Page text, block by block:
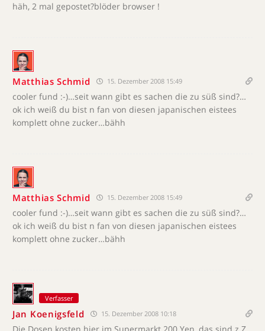
häh, 2 mal gepostet?blöder browser !
Matthias Schmid 15. Dezember 2008 15:49
cooler fund :-)…seit wann gibt es sachen die zu süß sind?…
ok ich weiß du bist n fan von diesen japanischen eistees
komplett ohne zucker…bähh
Matthias Schmid 15. Dezember 2008 15:49
cooler fund :-)…seit wann gibt es sachen die zu süß sind?…
ok ich weiß du bist n fan von diesen japanischen eistees
komplett ohne zucker…bähh
Verfasser
Jan Koenigsfeld 15. Dezember 2008 10:18